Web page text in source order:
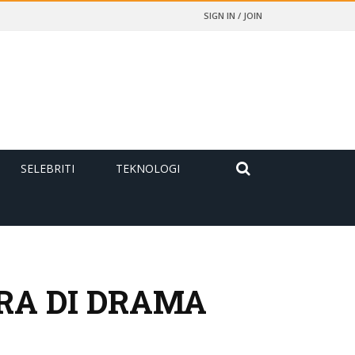
SIGN IN / JOIN
SELEBRITI TEKNOLOGI
DI DRAMA